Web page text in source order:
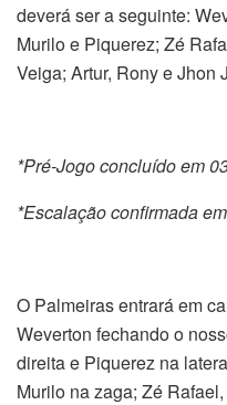
deverá ser a seguinte:
Murilo e Piquerez; Zé
Veiga; Artur, Rony e Jhon
*Pré-Jogo concluído em
*Escalação confirmada
O Palmeiras entrará em
Weverton fechando o
direita e Piquerez na
Murilo na zaga; Zé